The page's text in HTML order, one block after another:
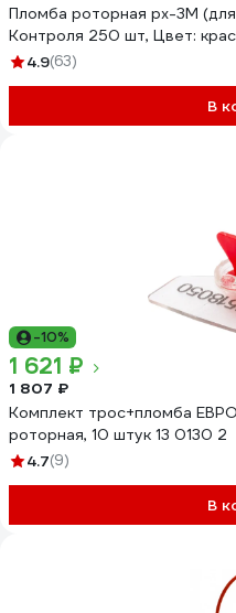
Пломба роторная рх-3М
Контроля 250 шт, Цвет:
4.9(63)
В
-10%
1 621 ₽
1 807 ₽
Комплект трос+пломба
роторная, 10 штук 13 0130 2
4.7(9)
В